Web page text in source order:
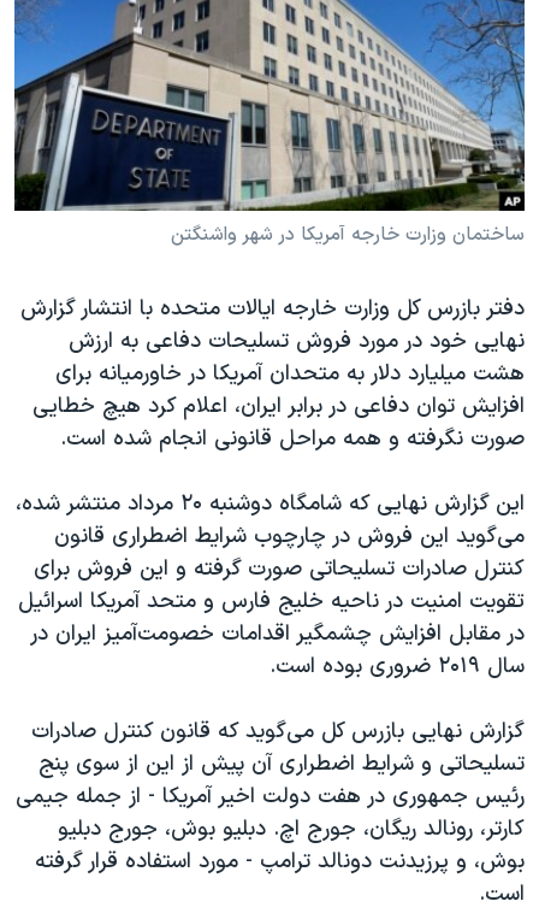
حقوق شهروندی
اقتصادی
علم و فناوری
اسرائیل در جنگ
گالری عکس
آرشیو پخش زنده
انتخابات ریاست جمهوری آمریکا ۲۰۲۴
حمله جمهوری اسلامی به اسرائیل
رمز مهسا
ورزش زنان در ایران
اعتراضات زن، زندگی، آزادی
مجموعه مستندهای دادخواهی
دادگاه حمید نوری
چهل سال گروگان‌گیری
قانون شفافیت دارائی کادر رهبری ایران
اعتراضات مردمی آبان ۹۸
اسرائیل در جنگ
نرگس محمدی برنده جایزه نوبل صلح
همایش محافظه‌کاران آمریکا «سی‌پک»
صفحه‌های ویژه
سفر پرزیدنت ترامپ به چین
زبانهای مختلف
ساختمان وزارت خارجه آمریکا در شهر واشنگتن
دفتر بازرس کل وزارت خارجه ایالات متحده با انتشار گزارش
نهایی خود در مورد فروش تسلیحات دفاعی به ارزش
هشت میلیارد دلار به متحدان آمریکا در خاورمیانه برای
افزایش توان دفاعی در برابر ایران، اعلام کرد هیچ‌ خطایی
صورت نگرفته و همه مراحل قانونی انجام شده است.
این گزارش نهایی که شامگاه دوشنبه ۲۰ مرداد منتشر شده،
می‌گوید این فروش در چارچوب شرایط اضطراری قانون
کنترل صادرات تسلیحاتی صورت گرفته و این فروش برای
تقویت امنیت در ناحیه خلیج فارس و متحد آمریکا اسرائیل
در مقابل افزایش چشمگیر اقدامات خصومت‌آمیز ایران در
سال ۲۰۱۹ ضروری بوده است.
گزارش نهایی بازرس کل می‌گوید که قانون کنترل صادرات
تسلیحاتی و شرایط اضطراری آن پیش از این از سوی پنج
رئیس جمهوری در هفت دولت اخیر آمریکا - از جمله جیمی
کارتر، رونالد ریگان، جورج اچ. دبلیو بوش، جورج دبلیو
بوش، و پرزیدنت دونالد ترامپ - مورد استفاده قرار گرفته
است.